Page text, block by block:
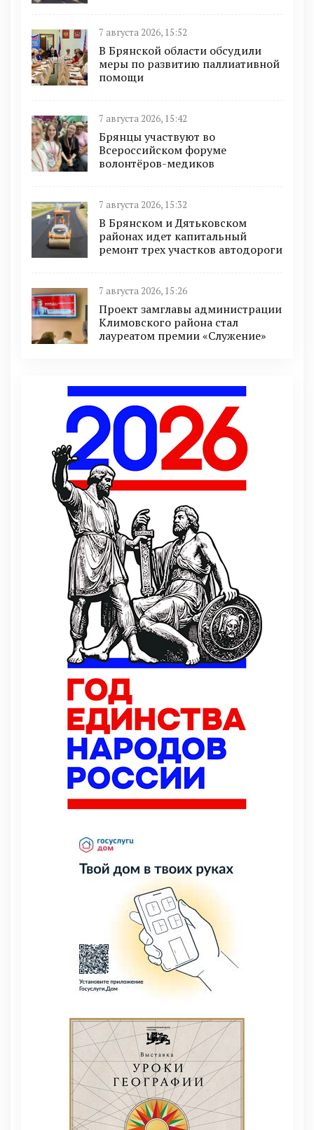
7 августа 2026, 15:52
В Брянской области обсудили
меры по развитию паллиативной
помощи
7 августа 2026, 15:42
Брянцы участвуют во
Всероссийском форуме
волонтёров-медиков
7 августа 2026, 15:32
В Брянском и Дятьковском
районах идет капитальный
ремонт трех участков автодороги
7 августа 2026, 15:26
Проект замглавы администрации
Климовского района стал
лауреатом премии «Служение»